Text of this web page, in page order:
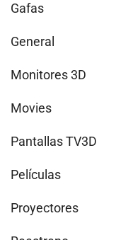
Gafas
General
Monitores 3D
Movies
Pantallas TV3D
Películas
Proyectores